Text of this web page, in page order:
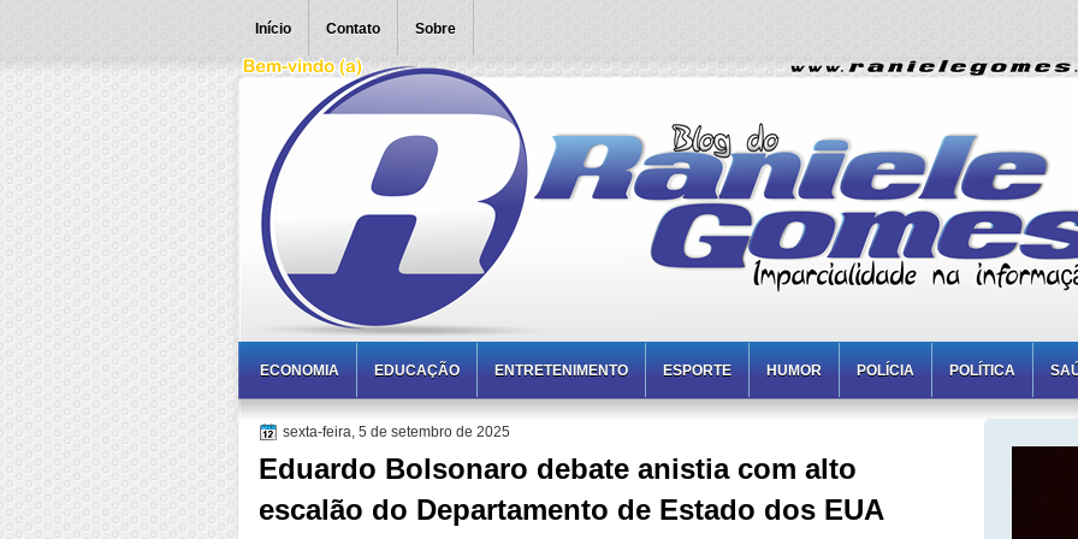
Início Contato Sobre
ECONOMIA EDUCAÇÃO ENTRETENIMENTO ESPORTE HUMOR POLÍCIA POLÍTICA
sexta-feira, 5 de setembro de 2025
Eduardo Bolsonaro debate anistia com alto
escalão do Departamento de Estado dos EUA